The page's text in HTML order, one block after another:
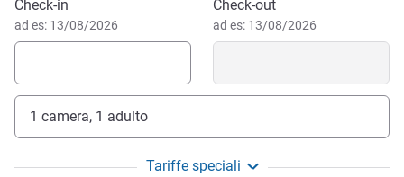
origini di sede del più grande deposito d'argento, piombo e
zinco mai visto al mondo, anche se le miniere sono ancora
Prenota questo hotel
Check-in
ad es: 13/08/2026
Check-out
ad es: 13/08/2026
1 camera, 1 adulto
Tariffe speciali